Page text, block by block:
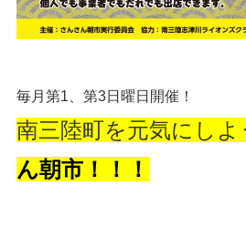
毎月第1、第3日曜日開催！
南三陸町を元気にしよ
ん朝市！！！